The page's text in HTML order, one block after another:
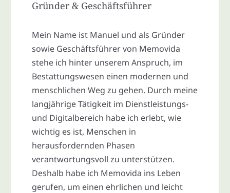
Gründer & Geschäftsführer
Mein Name ist Manuel und als Gründer
sowie Geschäftsführer von Memovida
stehe ich hinter unserem Anspruch, im
Bestattungswesen einen modernen und
menschlichen Weg zu gehen. Durch meine
langjährige Tätigkeit im Dienstleistungs-
und Digitalbereich habe ich erlebt, wie
wichtig es ist, Menschen in
herausfordernden Phasen
verantwortungsvoll zu unterstützen.
Deshalb habe ich Memovida ins Leben
gerufen, um einen ehrlichen und leicht